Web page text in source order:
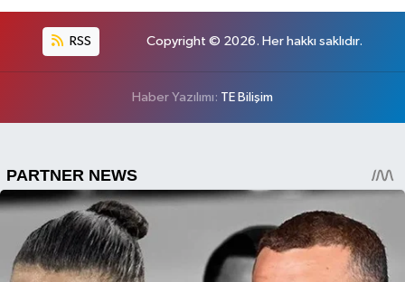
RSS Copyright © 2026. Her hakkı saklıdır.
Haber Yazılımı: TE Bilişim